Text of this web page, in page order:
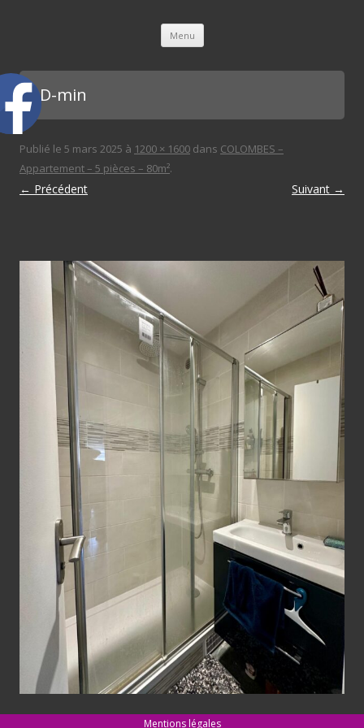
Menu Aller au contenu principal
SDD-min
Publié le 5 mars 2025 à 1200 × 1600 dans COLOMBES –
Appartement – 5 pièces – 80m².
← Précédent Suivant →
Mentions légales